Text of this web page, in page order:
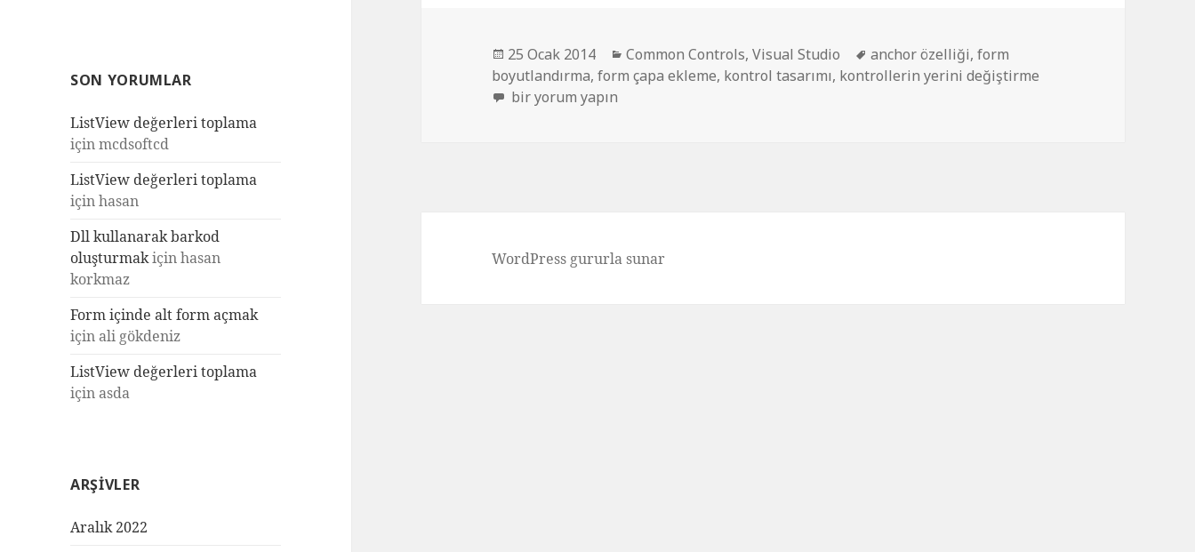
SON YORUMLAR
ListView değerleri toplama
içinmcdsoftcd
ListView değerleri toplama
içinhasan
Dll kullanarak barkod
oluşturmakiçinhasan
korkmaz
Form içinde alt form açmak
için ali gökdeniz
ListView değerleri toplama
için asda
ARŞIVLER
Aralık 2022
Yayın
tarihi
25 Ocak 2014 Kategoriler
Common Controls,Visual Studio Etiketler
anchor özelliği,form
boyutlandırma,form çapa ekleme, kontrol tasarımı, kontrollerin yerini değiştirme
Form içinde kontrol boyutlandırma için
bir yorum yapın
WordPress gururla sunar